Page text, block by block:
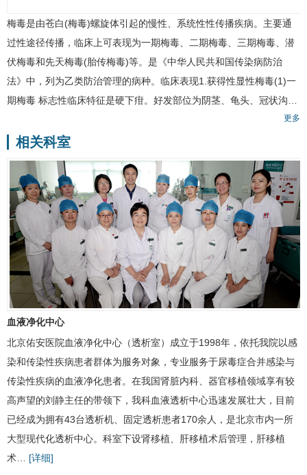
梅毒是由苍白(梅毒)螺旋体引起的慢性、系统性性传播疾病。主要通
过性途径传播，临床上可表现为一期梅毒、二期梅毒、三期梅毒、潜
伏梅毒和先天梅毒(胎传梅毒)等。是《中华人民共和国传染病防治
法》中，列为乙类防治管理的病种。临床表现1.获得性显性梅毒(1)一
期梅毒 标志性临床特征是硬下疳。好发部位为阴茎、龟头、冠状沟…
更多
相关科室
血液净化中心
北京佑安医院血液净化中心 （透析室）成立于1998年，依托我院以感
染和传染性疾病患者群体为服务对象，专业服务于尿毒症合并感染与
传染性疾病的血液净化患者。在我国肾脏内科、器官移植领域享有较
高声望的刘静主任的带领下，我科血液透析中心迅速发展壮大，目前
已经成为拥有43台透析机、固定透析患者170余人，是北京市内一所
大型现代化透析中心。科室下设肾移植、肝移植术后管理，肝移植
术… [详细]